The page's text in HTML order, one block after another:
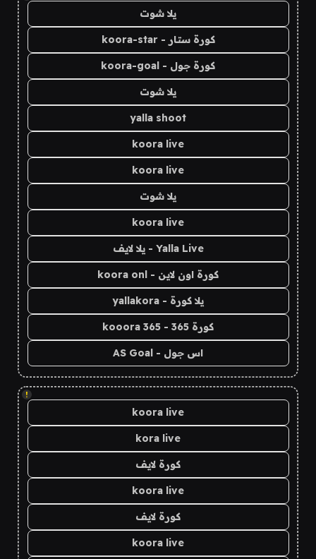
يلا شوت
كورة ستار - koora-star
كورة جول - koora-goal
يلا شوت
yalla shoot
koora live
koora live
يلا شوت
koora live
Yalla Live - يلا لايف
كورة اون لاين - koora onl
يلا كورة - yallakora
كورة 365 - kooora 365
اس جول - AS Goal
!
koora live
kora live
كورة لايف
koora live
كورة لايف
koora live